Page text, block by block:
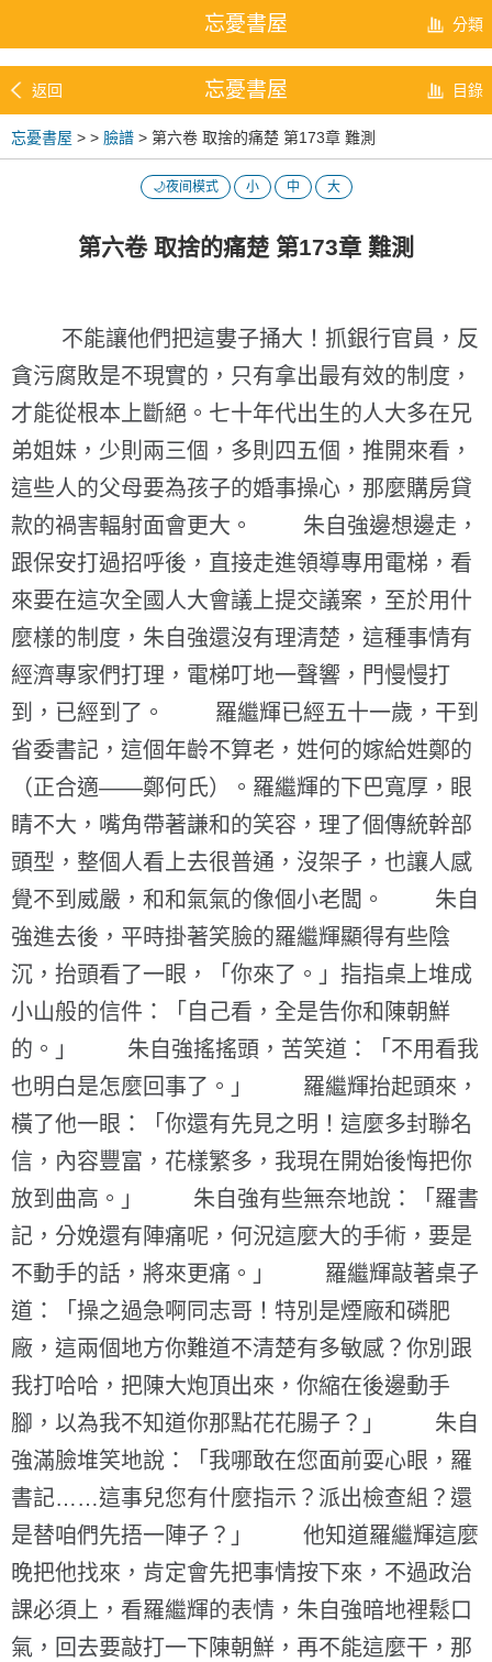
忘憂書屋 分類
返回 忘憂書屋 目錄
忘憂書屋 > > 臉譜 > 第六卷 取捨的痛楚 第173章 難測
🌙夜间模式 小 中 大
第六卷 取捨的痛楚 第173章 難測
不能讓他們把這婁子捅大！抓銀行官員，反
貪污腐敗是不現實的，只有拿出最有效的制度，
才能從根本上斷絕。七十年代出生的人大多在兄
弟姐妹，少則兩三個，多則四五個，推開來看，
這些人的父母要為孩子的婚事操心，那麼購房貸
款的禍害輻射面會更大。 朱自強邊想邊走，
跟保安打過招呼後，直接走進領導專用電梯，看
來要在這次全國人大會議上提交議案，至於用什
麼樣的制度，朱自強還沒有理清楚，這種事情有
經濟專家們打理，電梯叮地一聲響，門慢慢打
到，已經到了。 羅繼輝已經五十一歲，干到
省委書記，這個年齡不算老，姓何的嫁給姓鄭的
（正合適——鄭何氏）。羅繼輝的下巴寬厚，眼
睛不大，嘴角帶著謙和的笑容，理了個傳統幹部
頭型，整個人看上去很普通，沒架子，也讓人感
覺不到威嚴，和和氣氣的像個小老闆。 朱自
強進去後，平時掛著笑臉的羅繼輝顯得有些陰
沉，抬頭看了一眼，「你來了。」指指桌上堆成
小山般的信件：「自己看，全是告你和陳朝鮮
的。」 朱自強搖搖頭，苦笑道：「不用看我
也明白是怎麼回事了。」 羅繼輝抬起頭來，
橫了他一眼：「你還有先見之明！這麼多封聯名
信，內容豐富，花樣繁多，我現在開始後悔把你
放到曲高。」 朱自強有些無奈地說：「羅書
記，分娩還有陣痛呢，何況這麼大的手術，要是
不動手的話，將來更痛。」 羅繼輝敲著桌子
道：「操之過急啊同志哥！特別是煙廠和磷肥
廠，這兩個地方你難道不清楚有多敏感？你別跟
我打哈哈，把陳大炮頂出來，你縮在後邊動手
腳，以為我不知道你那點花花腸子？」 朱自
強滿臉堆笑地說：「我哪敢在您面前耍心眼，羅
書記……這事兒您有什麼指示？派出檢查組？還
是替咱們先捂一陣子？」 他知道羅繼輝這麼
晚把他找來，肯定會先把事情按下來，不過政治
課必須上，看羅繼輝的表情，朱自強暗地裡鬆口
氣，回去要敲打一下陳朝鮮，再不能這麼干，那